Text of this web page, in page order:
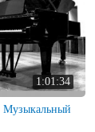
1:01:34